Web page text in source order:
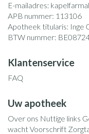
E-mailadres:
APB nummer: 113106
Apotheek titularis: Inge
BTW nummer:
Klantenservice
FAQ
Uw apotheek
Over ons Nuttige links
wachtVoorschrift